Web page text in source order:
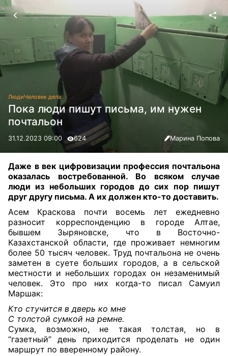
ЛюдиЧеловек дела
Пока люди пишут письма, им нужен
почтальон
31.12.2023 09:00 624 Марина Попова
Даже в век цифровизации профессия почтальона
оказалась востребованной. Во всяком случае
люди из небольших городов до сих пор пишут
друг другу письма. А их должен кто-то доставить.
Асем Краскова почти восемь лет ежедневно
разносит корреспонденцию в городе Алтае,
бывшем Зыряновске, что в Восточно-
Казахстанской области, где проживает немногим
более 50 тысяч человек. Труд почтальона не очень
заметен в суете больших городов, а в сельской
местности и небольших городах он незаменимый
человек. Это про них когда-то писал Самуил
Маршак:
Кто стучится в дверь ко мне
С толстой сумкой на ремне.
Сумка, возможно, не такая толстая, но в
“газетный” день приходится проделать не один
маршрут по вверенному району.